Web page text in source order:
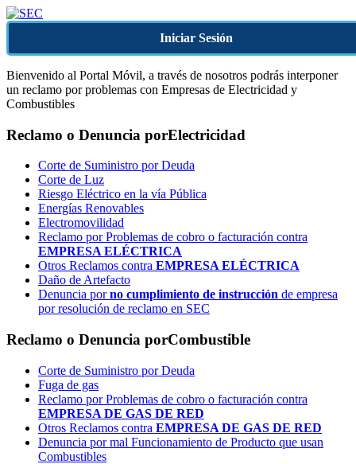
Iniciar Sesión
Bienvenido al Portal Móvil, a través de nosotros podrás interponer
un reclamo por problemas con Empresas de Electricidad y
Combustibles
Reclamo o Denuncia porElectricidad
Corte de Suministro por Deuda
Corte de Luz
Riesgo Eléctrico en la vía Pública
Energías Renovables
Electromovilidad
Reclamo por Problemas de cobro o facturación contra
EMPRESA ELÉCTRICA
Otros Reclamos contra EMPRESA ELÉCTRICA
Daño de Artefacto
Denuncia porno cumplimiento de instrucción de empresa
por resolución de reclamo en SEC
Reclamo o Denuncia porCombustible
Corte de Suministro por Deuda
Fuga de gas
Reclamo por Problemas de cobro o facturación contra
EMPRESA DE GAS DE RED
Otros Reclamos contra EMPRESA DE GAS DE RED
Denuncia por mal Funcionamiento de Producto que usan
Combustibles